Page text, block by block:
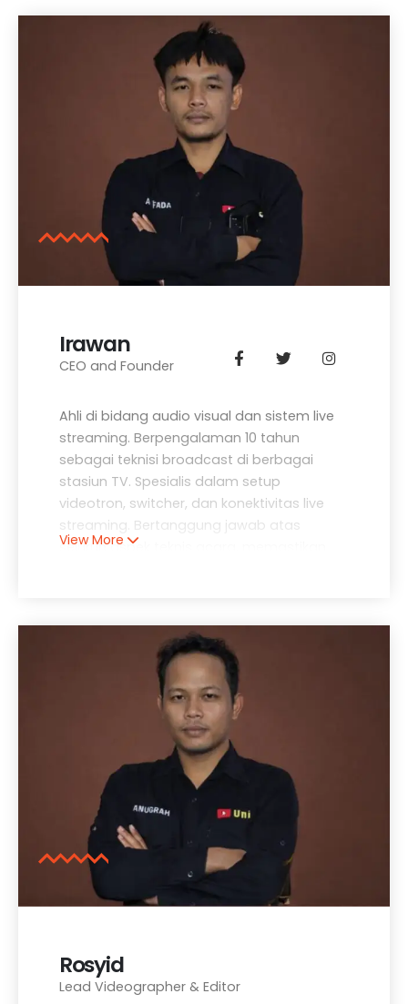
Irawan
CEO and Founder
Ahli di bidang audio visual dan sistem live
streaming. Berpengalaman 10 tahun
sebagai teknisi broadcast di berbagai
stasiun TV. Spesialis dalam setup
videotron, switcher, dan konektivitas live
streaming. Bertanggung jawab atas
seluruh aspek teknis acara, memastikan
dengan puluhan ribu penonton online.
View More
Rosyid
Lead Videographer & Editor